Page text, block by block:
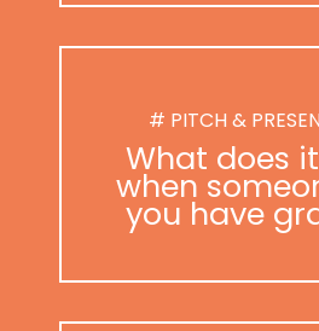
# PITCH &
What does
when
you have